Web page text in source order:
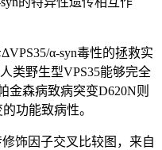
α-syn毒性的拯救实
类野生型VPS35能够完全
金森病致病突变D620N则
功能致病性。
饰因子交叉比较图，来自